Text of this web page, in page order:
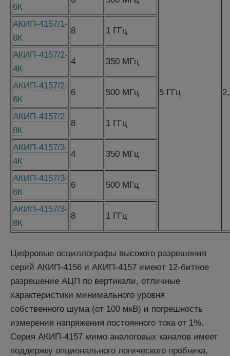
5 ГГц
6К
АКИП-4157/1-
8К
8 1 ГГц
АКИП-4157/2-
4К
4 350 МГц
АКИП-4157/2-
6К
6 500 МГц
АКИП-4157/2-
8К
8 1 ГГц
АКИП-4157/3-
4К
4 350 МГц
АКИП-4157/3-
6К
6 500 МГц
АКИП-4157/3-
8К
8 1 ГГц
Цифровые осциллографы высокого разрешения
серий АКИП-4156 и АКИП-4157 имеют 12-битное
разрешение АЦП по вертикали, отличные
характеристики минимального уровня
собственного шума (от 100 мкВ) и погрешность
измерения напряжения постоянного тока от 1%.
Серия АКИП-4157 мимо аналоговых каналов имеет
поддержку опционального логического пробника,